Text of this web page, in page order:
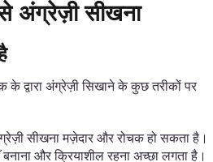
अंग्रेज़ी सीखना
द्वारा अंग्रेज़ी सिखाने के कुछ तरीकों पर
सीखना मज़ेदार और रोचक हो सकता है।
और क्रियाशील रहना अच्छा लगता है।